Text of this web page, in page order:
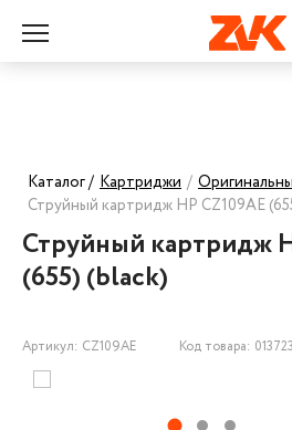
Каталог / Картриджи /
Струйный картридж HP CZ109AE
Струйный картридж
(655) (black)
Артикул: CZ109AE Код товара: 013723